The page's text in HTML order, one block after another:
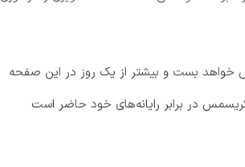
خواهد بست و بیشتر از یک روز در این صفحه
در برابر رایانه‌های خود حاضر است